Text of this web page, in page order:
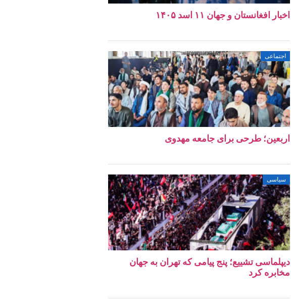
اخبار افغانستان و جهان ۱۱ اسد ۱۴۰۵
اجتماعی
اربعین؛ طرحی برای جامعه مهدوی
سیاسی
دیپلماسی تشییع؛ پنج پیامی که تهران به جهان
مخابره کرد